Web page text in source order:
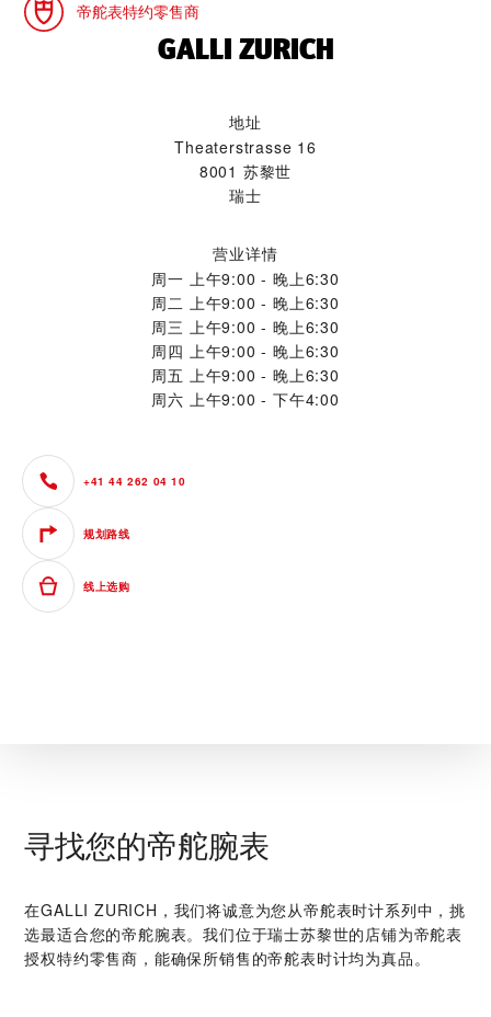
帝舵表特约零售商
‭GALLI ZURICH‬
地址
Theaterstrasse 16
8001 苏黎世
瑞士
营业详情
周一 上午9:00 - 晚上6:30
周二 上午9:00 - 晚上6:30
周三 上午9:00 - 晚上6:30
周四 上午9:00 - 晚上6:30
周五 上午9:00 - 晚上6:30
周六 上午9:00 - 下午4:00
+41 44 262 04 10
规划路线
线上选购
寻找您的帝舵腕表
在‭GALLI ZURICH‬，我们将诚意为您从帝舵表时计系列中，挑
选最适合您的帝舵腕表。我们位于瑞士苏黎世的店铺为帝舵表
授权特约零售商，能确保所销售的帝舵表时计均为真品。